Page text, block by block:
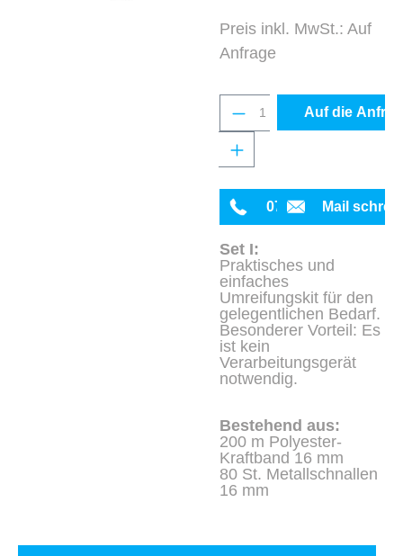
Preis inkl. MwSt.: Auf
Anfrage
Produkt Anzahl:
Auf die
0711 342934-0
Mail
Set I:
Praktisches und
einfaches
Umreifungskit für den
gelegentlichen Bedarf.
Besonderer Vorteil: Es
ist kein
Verarbeitungsgerät
notwendig.
Bestehend aus:
200 m Polyester-
Kraftband 16 mm
80 St. Metallschnallen
16 mm